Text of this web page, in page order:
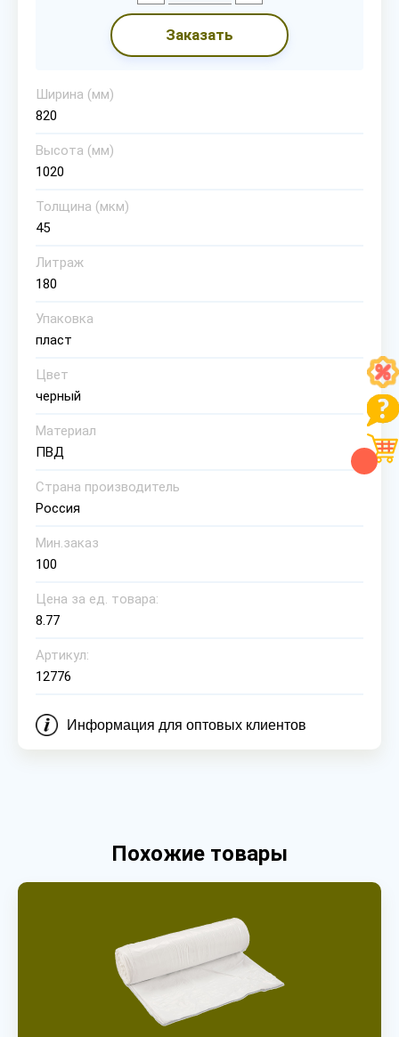
Заказать
Ширина (мм)
820
Высота (мм)
1020
Толщина (мкм)
45
Литраж
180
Упаковка
пласт
Цвет
черный
Материал
ПВД
Страна производитель
Россия
Мин.заказ
100
Цена за ед. товара:
8.77
Артикул:
12776
Информация для оптовых клиентов
Похожие товары